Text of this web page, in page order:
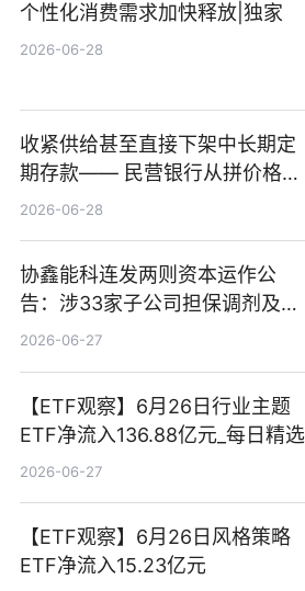
个性化消费需求加快释放|独家
2026-06-28
收紧供给甚至直接下架中长期定
期存款—— 民营银行从拼价格转
向拼服务
2026-06-28
协鑫能科连发两则资本运作公
告：涉33家子公司担保调剂及10
亿元产业基金设立
2026-06-27
【ETF观察】6月26日行业主题
ETF净流入136.88亿元_每日精选
2026-06-27
【ETF观察】6月26日风格策略
ETF净流入15.23亿元